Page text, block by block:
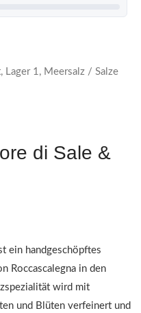
, Lager 1, Meersalz / Salze
di Sale &
ein handgeschöpftes
Roccascalegna in den
wird mit
und Blüten verfeinert und